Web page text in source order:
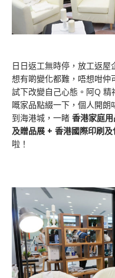
日日返工無時停，放工返
想有啲變化都難，唔想咁仲
試下改變自己心態。阿Q
嘅家品點綴一下，個人開
到海港城，一睹 香港家庭
及贈品展 + 香港國際印刷及
啦！